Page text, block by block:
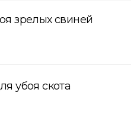
зрелых свиней
убоя скота